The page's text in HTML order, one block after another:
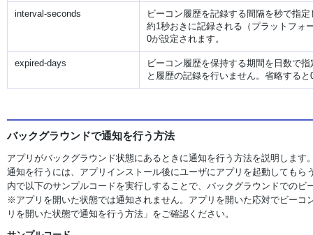
interval-seconds
ビーコン履歴を記録する間隔を秒で指
約1秒おきに記録される（プラットフォ
0が設定されます。
expired-days
ビーコン履歴を保持する期間を日数で
と履歴の記録を行いません。省略する
バックグラウンドで通知を行う方法
アプリがバックグラウンド状態にあるときに通知を行う方法を説明します
通知を行うには、アプリインストール後にユーザにアプリを起動してもら
内で以下のサンプルコードを実行しすることで、バックグラウンドでのビ
※アプリを開いた状態では通知されません。アプリを開いた応対でビーコ
リを開いた状態で通知を行う方法」をご確認ください。